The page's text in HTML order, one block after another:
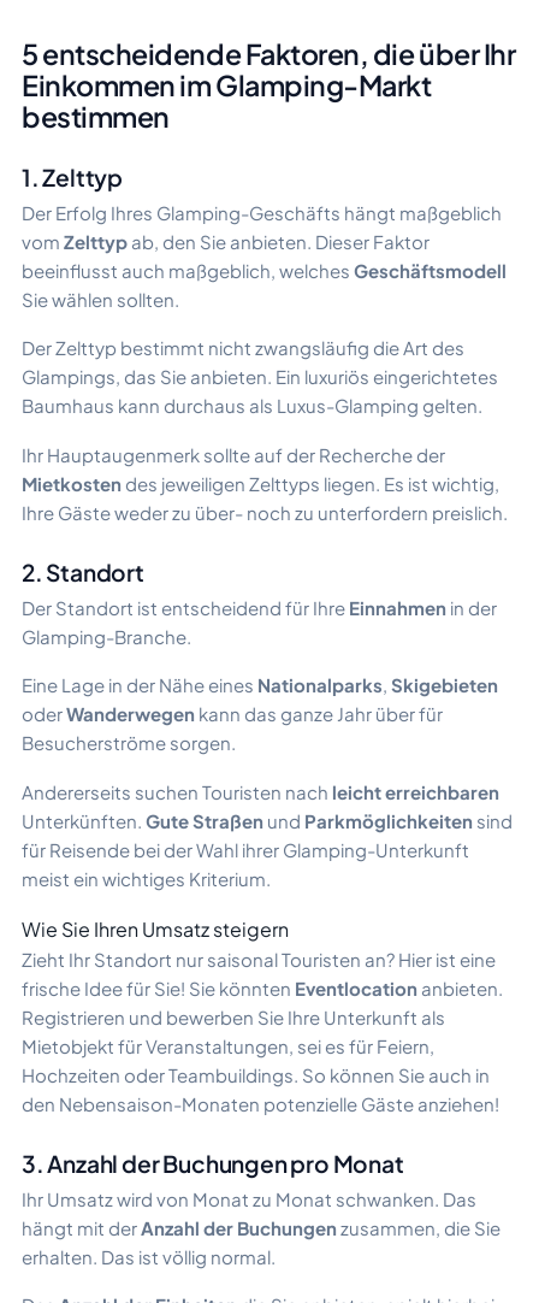
5 entscheidende Faktoren, die über Ihr
Einkommen im Glamping-Markt
bestimmen
1. Zelttyp
Der Erfolg Ihres Glamping-Geschäfts hängt maßgeblich
vom Zelttyp ab, den Sie anbieten. Dieser Faktor
beeinflusst auch maßgeblich, welches Geschäftsmodell
Sie wählen sollten.
Der Zelttyp bestimmt nicht zwangsläufig die Art des
Glampings, das Sie anbieten. Ein luxuriös eingerichtetes
Baumhaus kann durchaus als Luxus-Glamping gelten.
Ihr Hauptaugenmerk sollte auf der Recherche der
Mietkosten des jeweiligen Zelttyps liegen. Es ist wichtig,
Ihre Gäste weder zu über- noch zu unterfordern preislich.
2. Standort
Der Standort ist entscheidend für Ihre Einnahmen in der
Glamping-Branche.
Eine Lage in der Nähe eines Nationalparks, Skigebieten
oderWanderwegen kann das ganze Jahr über für
Besucherströme sorgen.
Andererseits suchen Touristen nach leicht erreichbaren
Unterkünften. Gute Straßen und Parkmöglichkeiten sind
für Reisende bei der Wahl ihrer Glamping-Unterkunft
meist ein wichtiges Kriterium.
Wie Sie Ihren Umsatz steigern
Zieht Ihr Standort nur saisonal Touristen an? Hier ist eine
frische Idee für Sie! Sie könnten Eventlocation anbieten.
Registrieren und bewerben Sie Ihre Unterkunft als
Mietobjekt für Veranstaltungen, sei es für Feiern,
Hochzeiten oder Teambuildings. So können Sie auch in
den Nebensaison-Monaten potenzielle Gäste anziehen!
3. Anzahl der Buchungen pro Monat
Ihr Umsatz wird von Monat zu Monat schwanken. Das
hängt mit derAnzahl der Buchungen zusammen, die Sie
erhalten. Das ist völlig normal.